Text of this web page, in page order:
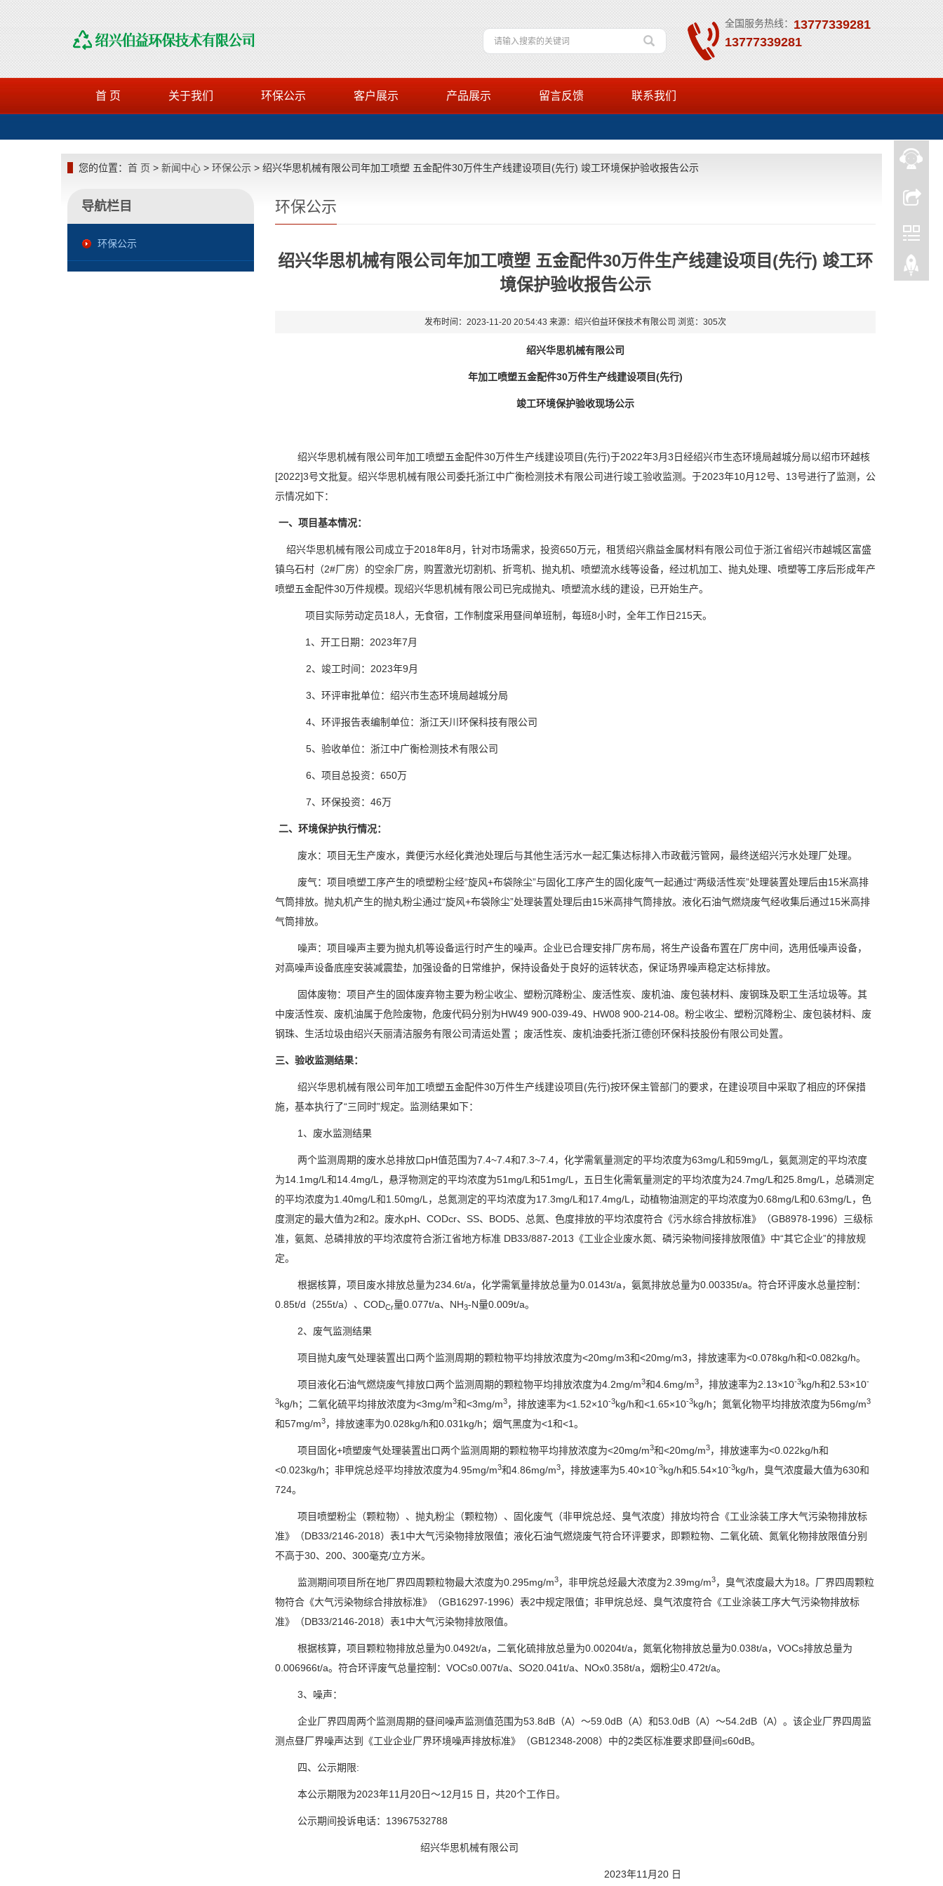
全国服务热线： 13777339281
13777339281
首 页 关于我们 环保公示 客户展示 产品展示 留言反馈 联系我们
您的位置： 首 页 > 新闻中心 > 环保公示 > 绍兴华思机械有限公司年加工喷塑 五金配件30万件生产线建设项目(先行) 竣工环境保护验收报告公示
环保公示
绍兴华思机械有限公司年加工喷塑 五金配件30万件生产线建设项目(先行) 竣工环
境保护验收报告公示
发布时间：2023-11-20 20:54:43 来源：绍兴伯益环保技术有限公司 浏览：305次
绍兴华思机械有限公司
年加工喷塑五金配件30万件生产线建设项目(先行)
竣工环境保护验收现场公示
绍兴华思机械有限公司年加工喷塑五金配件30万件生产线建设项目(先行)于2022年3月3日经绍兴市生态环境局越城分局以绍市环越核
[2022]3号文批复。绍兴华思机械有限公司委托浙江中广衡检测技术有限公司进行竣工验收监测。于2023年10月12号、13号进行了监测，公
示情况如下：
一、项目基本情况：
绍兴华思机械有限公司成立于2018年8月，针对市场需求，投资650万元，租赁绍兴鼎益金属材料有限公司位于浙江省绍兴市越城区富盛
镇乌石村（2#厂房）的空余厂房，购置激光切割机、折弯机、抛丸机、喷塑流水线等设备，经过机加工、抛丸处理、喷塑等工序后形成年产
喷塑五金配件30万件规模。现绍兴华思机械有限公司已完成抛丸、喷塑流水线的建设，已开始生产。
项目实际劳动定员18人，无食宿，工作制度采用昼间单班制，每班8小时，全年工作日 215天。
1、开工日期： 2023年7月
2、竣工时间：2023年9月
3、环评审批单位： 绍兴市生态环境局越城分局
4、环评报告表编制单位： 浙江天川环保科技有限公司
5、验收单位：浙江中广衡检测技术有限公司
6、项目总投资：650万
7、环保投资：46万
二、环境保护执行情况：
废水：项目无生产废水，粪便污水经化粪池处理后与其他生活污水一起汇集达标排入市政截污管网，最终送绍兴污水处理厂处理。
废气：项目喷塑工序产生的喷塑粉尘经“旋风+布袋除尘”与固化工序产生的固化废气一起通过“两级活性炭”处理装置处理后由15米高排
气筒排放。抛丸机产生的抛丸粉尘通过“旋风+布袋除尘”处理装置处理后由15米高排气筒排放。液化石油气燃烧废气经收集后通过15米高排
气筒排放。
噪声： 项目噪声主要为抛丸机等设备运行时产生的噪声。企业已合理安排厂房布局，将生产设备布置在厂房中间，选用低噪声设备，
对高噪声设备底座安装减震垫，加强设备的日常维护，保持设备处于良好的运转状态，保证场界噪声稳定达标排放。
固体废物： 项目产生的固体废弃物主要为粉尘收尘、塑粉沉降粉尘、废活性炭、废机油、废包装材料、废钢珠及职工生活垃圾等。其
中废活性炭、废机油属于危险废物，危废代码分别为HW49 900-039-49、 HW08 900-214-08。粉尘收尘、塑粉沉降粉尘、废包装材料、废
钢珠、生活垃圾由绍兴天丽清洁服务有限公司清运处置 ；废活性炭、废机油委托浙江德创环保科技股份有限公司处置。
三、验收监测结果：
绍兴华思机械有限公司年加工喷塑五金配件30万件生产线建设项目(先行)按环保主管部门的要求，在建设项目中采取了相应的环保措
施，基本执行了“三同时”规定。监测结果如下：
1、废水监测结果
两个监测周期的废水总排放口pH值范围为7.4~7.4和7.3~7.4，化学需氧量测定的平均浓度为63mg/L和59mg/L，氨氮测定的平均浓度
为14.1mg/L和14.4mg/L，悬浮物测定的平均浓度为51mg/L和51mg/L，五日生化需氧量测定的平均浓度为24.7mg/L和25.8mg/L，总磷测定
的平均浓度为1.40mg/L和1.50mg/L，总氮测定的平均浓度为17.3mg/L和17.4mg/L，动植物油测定的平均浓度为0.68mg/L和0.63mg/L，色
度测定的最大值为2和2。废水pH、CODcr、SS、BOD5、总氮、色度排放的平均浓度符合《污水综合排放标准》（GB8978-1996）三级标
准，氨氮、总磷排放的平均浓度符合浙江省地方标准 DB33/887-2013《工业企业废水氮、磷污染物间接排放限值》中“其它企业”的排放规
定。
根据核算， 项目废水排放总量为234.6t/a，化学需氧量排放总量为0.0143t/a，氨氮排放总量为0.00335t/a。符合环评废水总量控制：
0.85t/d （255t/a）、 CODCr量0.077t/a、 NH3-N量0.009t/a。
2、废气监测结果
项目抛丸废气处理装置出口两个监测周期的颗粒物平均排放浓度为<20mg/m3和<20mg/m3，排放速率为<0.078kg/h和<0.082kg/h。
项目液化石油气燃烧废气排放口两个监测周期的颗粒物平均排放浓度为4.2mg/m3和4.6mg/m3，排放速率为2.13×10-3kg/h和2.53×10-
3kg/h；二氧化硫平均排放浓度为<3mg/m3和<3mg/m3，排放速率为<1.52×10-3kg/h和<1.65×10-3kg/h；氮氧化物平均排放浓度为56mg/m3
和57mg/m3，排放速率为0.028kg/h和0.031kg/h；烟气黑度为<1和<1。
项目固化+喷塑废气处理装置出口两个监测周期的颗粒物平均排放浓度为<20mg/m3和<20mg/m3，排放速率为<0.022kg/h和
<0.023kg/h；非甲烷总烃平均排放浓度为4.95mg/m3和4.86mg/m3，排放速率为5.40×10-3kg/h和5.54×10-3kg/h，臭气浓度最大值为630和
724。
项目喷塑粉尘（颗粒物）、抛丸粉尘（颗粒物）、固化废气（非甲烷总烃、臭气浓度）排放均符合《工业涂装工序大气污染物排放标
准》（DB33/2146-2018）表1 中大气污染物排放限值；液化石油气燃烧废气符合环评要求，即颗粒物、二氧化硫、氮氧化物排放限值分别
不高于30、 200、 300毫克/立方米。
监测期间项目所在地厂界四周颗粒物最大浓度为0.295mg/m3，非甲烷总烃最大浓度为2.39mg/m3，臭气浓度最大为18。厂界四周颗粒
物符合《大气污染物综合排放标准》（GB16297-1996）表2中规定限值；非甲烷总烃、臭气浓度符合《工业涂装工序大气污染物排放标
准》（DB33/2146-2018）表1 中大气污染物排放限值。
根据核算， 项目颗粒物排放总量为0.0492t/a，二氧化硫排放总量为0.00204t/a，氮氧化物排放总量为0.038t/a， VOCs排放总量为
0.006966t/a。符合环评废气总量控制： VOCs0.007t/a、 SO20.041t/a、 NOx0.358t/a，烟粉尘0.472t/a。
3、噪声：
企业厂界四周两个监测周期的昼间噪声监测值范围为53.8dB（A）～59.0dB（A）和53.0dB（A）～54.2dB（A）。该企业厂界四周监
测点昼厂界噪声达到《工业企业厂界环境噪声排放标准》（GB12348-2008）中的2类区标准要求即昼间≤60dB。
四、公示期限:
本公示期限为2023年11月20日～12月15 日，共20个工作日。
公示期间投诉电话： 13967532788
绍兴华思机械有限公司
2023年11月20 日
导航栏目
环保公示